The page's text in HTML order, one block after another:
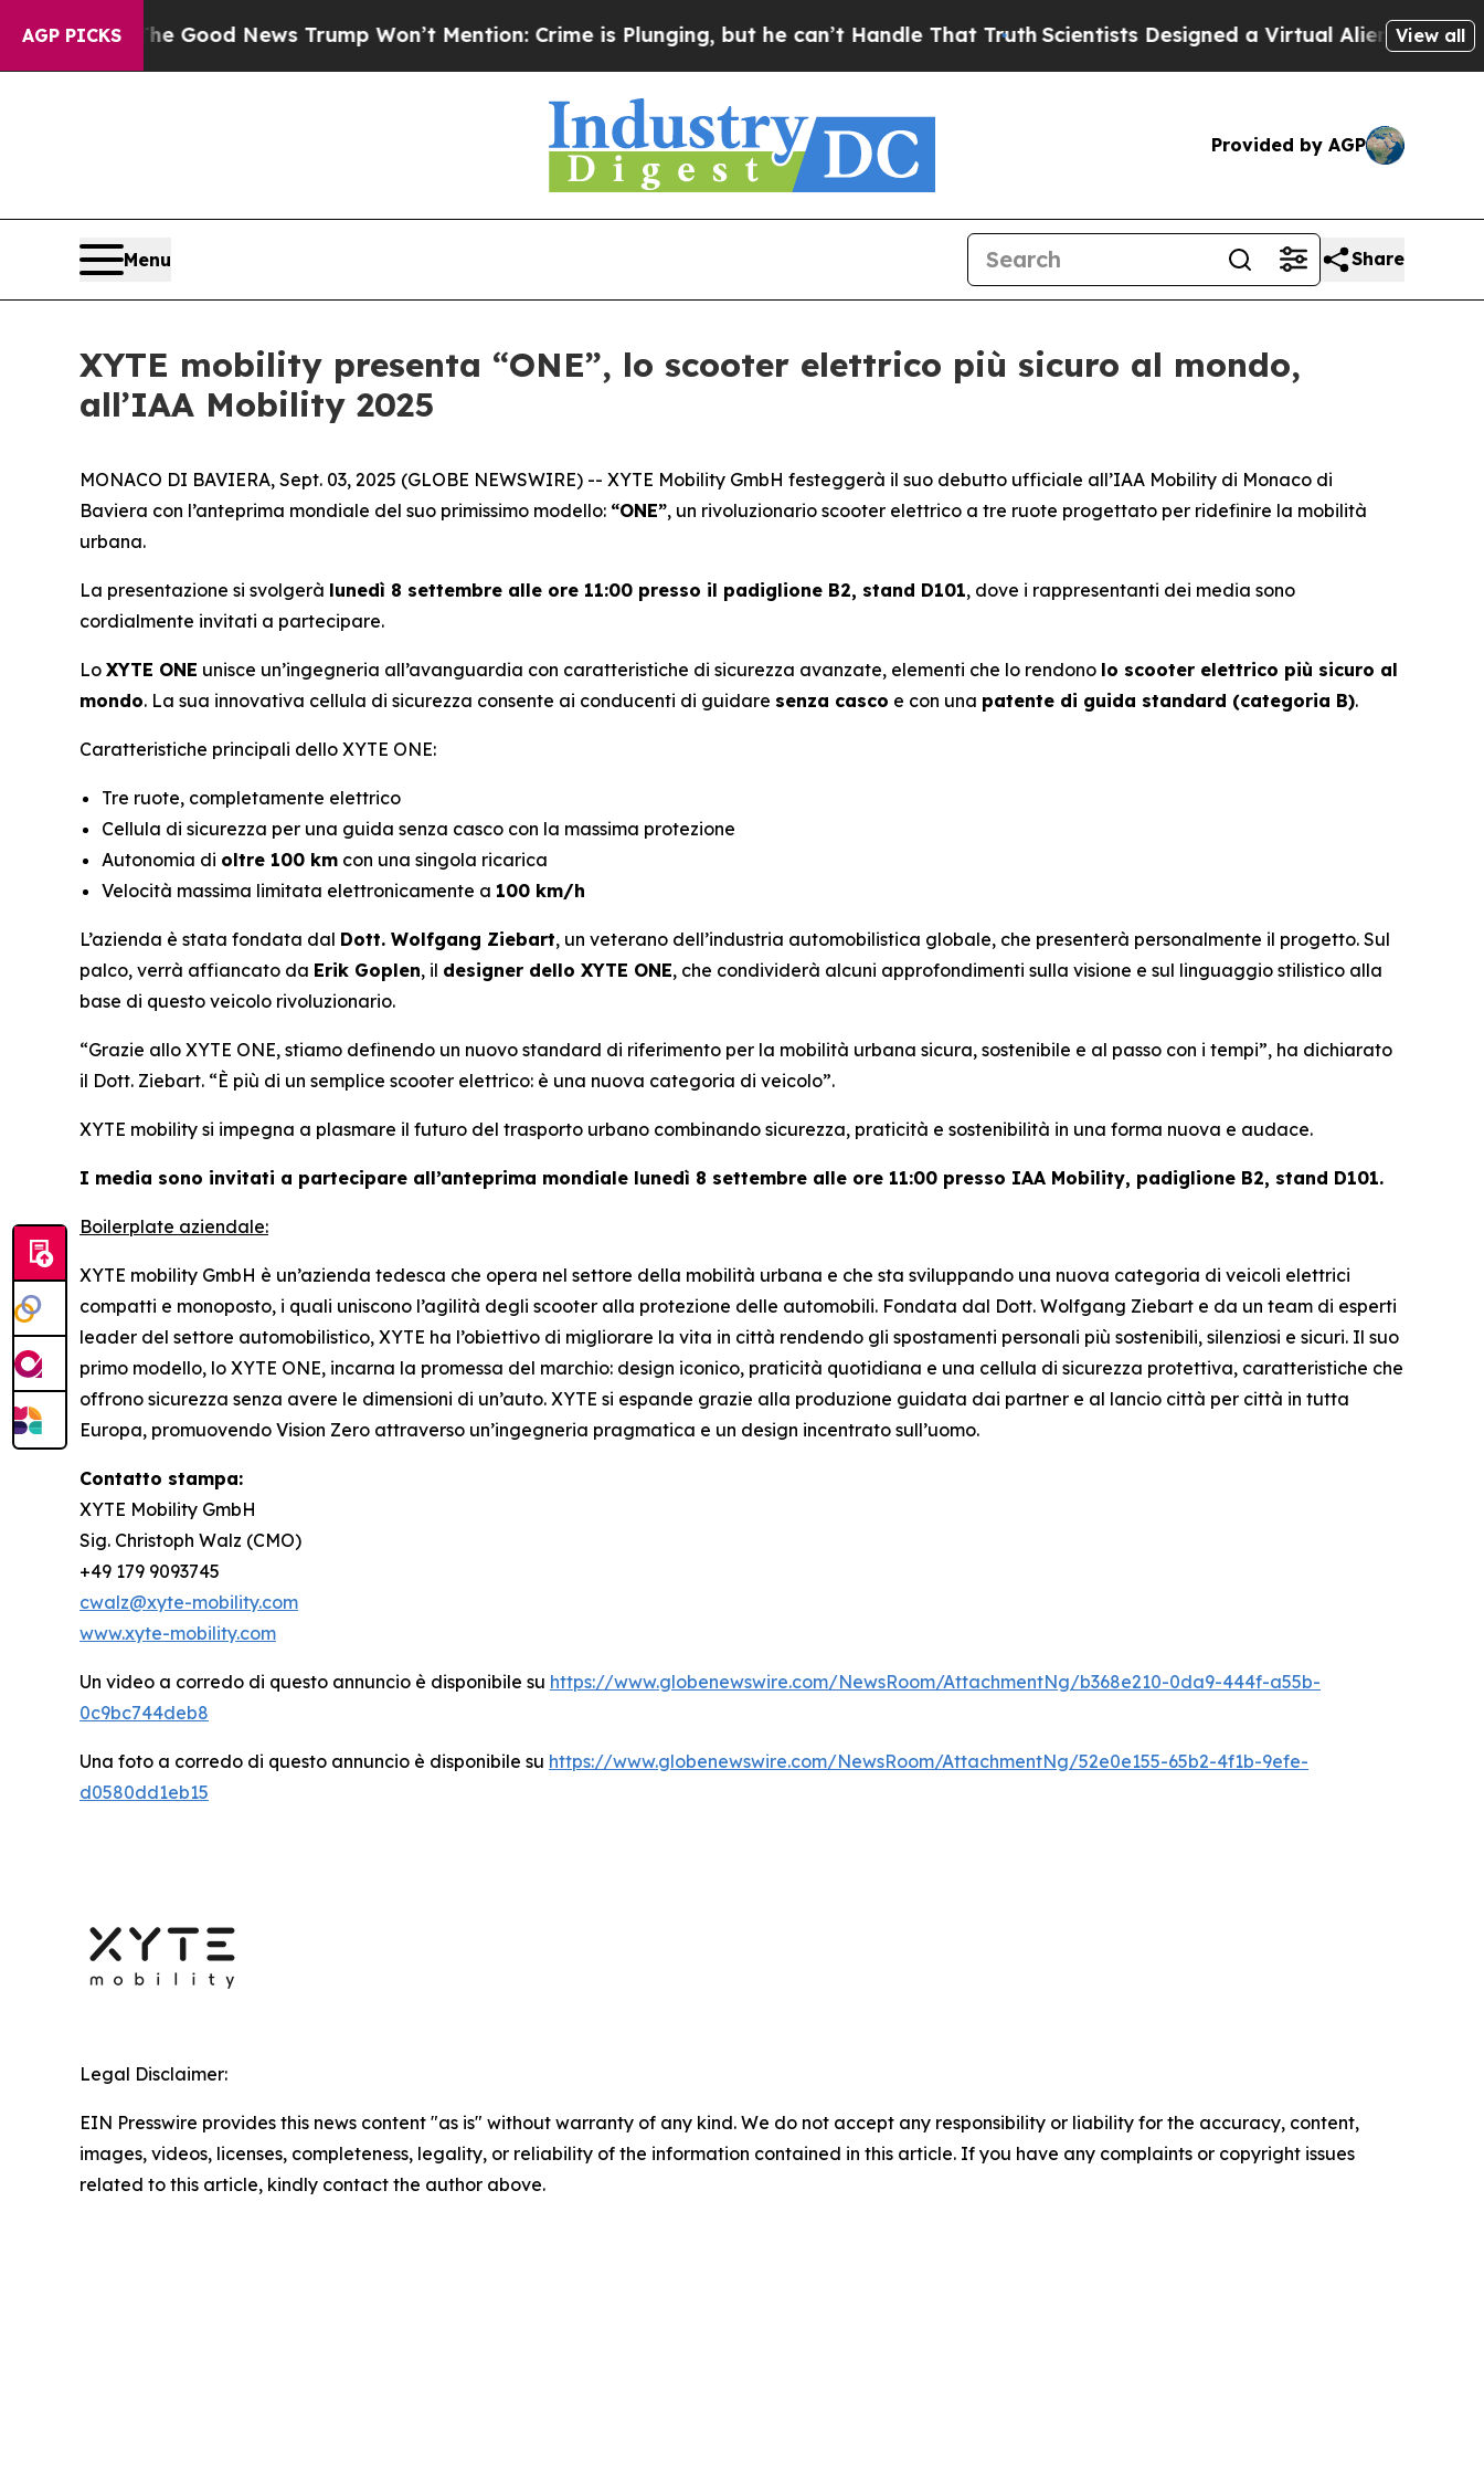
AGP PICKS
The Good News Trump Won’t Mention: Crime is Plunging, but he can’t Handle That Truth Scientists Designed a Virtual Alien Lifeform to
View all
Provided by AGP
Menu Share
XYTE mobility presenta “ONE”, lo scooter elettrico più sicuro al mondo,
all’IAA Mobility 2025
MONACO DI BAVIERA, Sept. 03, 2025 (GLOBE NEWSWIRE) -- XYTE Mobility GmbH festeggerà il suo debutto ufficiale all’IAA Mobility di Monaco di
Baviera con l’anteprima mondiale del suo primissimo modello: “ONE”, un rivoluzionario scooter elettrico a tre ruote progettato per ridefinire la mobilità
urbana.
La presentazione si svolgerà lunedì 8 settembre alle ore 11:00 presso il padiglione B2, stand D101, dove i rappresentanti dei media sono
cordialmente invitati a partecipare.
Lo XYTE ONE unisce un’ingegneria all’avanguardia con caratteristiche di sicurezza avanzate, elementi che lo rendono lo scooter elettrico più sicuro al
mondo. La sua innovativa cellula di sicurezza consente ai conducenti di guidare senza casco e con una patente di guida standard (categoria B).
Caratteristiche principali dello XYTE ONE:
Tre ruote, completamente elettrico
Cellula di sicurezza per una guida senza casco con la massima protezione
Autonomia di oltre 100 km con una singola ricarica
Velocità massima limitata elettronicamente a 100 km/h
L’azienda è stata fondata dal Dott. Wolfgang Ziebart, un veterano dell’industria automobilistica globale, che presenterà personalmente il progetto. Sul
palco, verrà affiancato da Erik Goplen, il designer dello XYTE ONE, che condividerà alcuni approfondimenti sulla visione e sul linguaggio stilistico alla
base di questo veicolo rivoluzionario.
“Grazie allo XYTE ONE, stiamo definendo un nuovo standard di riferimento per la mobilità urbana sicura, sostenibile e al passo con i tempi”, ha dichiarato
il Dott. Ziebart. “È più di un semplice scooter elettrico: è una nuova categoria di veicolo”.
XYTE mobility si impegna a plasmare il futuro del trasporto urbano combinando sicurezza, praticità e sostenibilità in una forma nuova e audace.
I media sono invitati a partecipare all’anteprima mondiale lunedì 8 settembre alle ore 11:00 presso IAA Mobility, padiglione B2, stand D101.
Boilerplate aziendale:
XYTE mobility GmbH è un’azienda tedesca che opera nel settore della mobilità urbana e che sta sviluppando una nuova categoria di veicoli elettrici
compatti e monoposto, i quali uniscono l’agilità degli scooter alla protezione delle automobili. Fondata dal Dott. Wolfgang Ziebart e da un team di esperti
leader del settore automobilistico, XYTE ha l’obiettivo di migliorare la vita in città rendendo gli spostamenti personali più sostenibili, silenziosi e sicuri. Il suo
primo modello, lo XYTE ONE, incarna la promessa del marchio: design iconico, praticità quotidiana e una cellula di sicurezza protettiva, caratteristiche che
offrono sicurezza senza avere le dimensioni di un’auto. XYTE si espande grazie alla produzione guidata dai partner e al lancio città per città in tutta
Europa, promuovendo Vision Zero attraverso un’ingegneria pragmatica e un design incentrato sull’uomo.
Contatto stampa:
XYTE Mobility GmbH
Sig. Christoph Walz (CMO)
+49 179 9093745
cwalz@xyte-mobility.com
www.xyte-mobility.com
Un video a corredo di questo annuncio è disponibile su https://www.globenewswire.com/NewsRoom/AttachmentNg/b368e210-0da9-444f-a55b-
0c9bc744deb8
Una foto a corredo di questo annuncio è disponibile su https://www.globenewswire.com/NewsRoom/AttachmentNg/52e0e155-65b2-4f1b-9efe-
d0580dd1eb15
Legal Disclaimer:
EIN Presswire provides this news content "as is" without warranty of any kind. We do not accept any responsibility or liability for the accuracy, content,
images, videos, licenses, completeness, legality, or reliability of the information contained in this article. If you have any complaints or copyright issues
related to this article, kindly contact the author above.